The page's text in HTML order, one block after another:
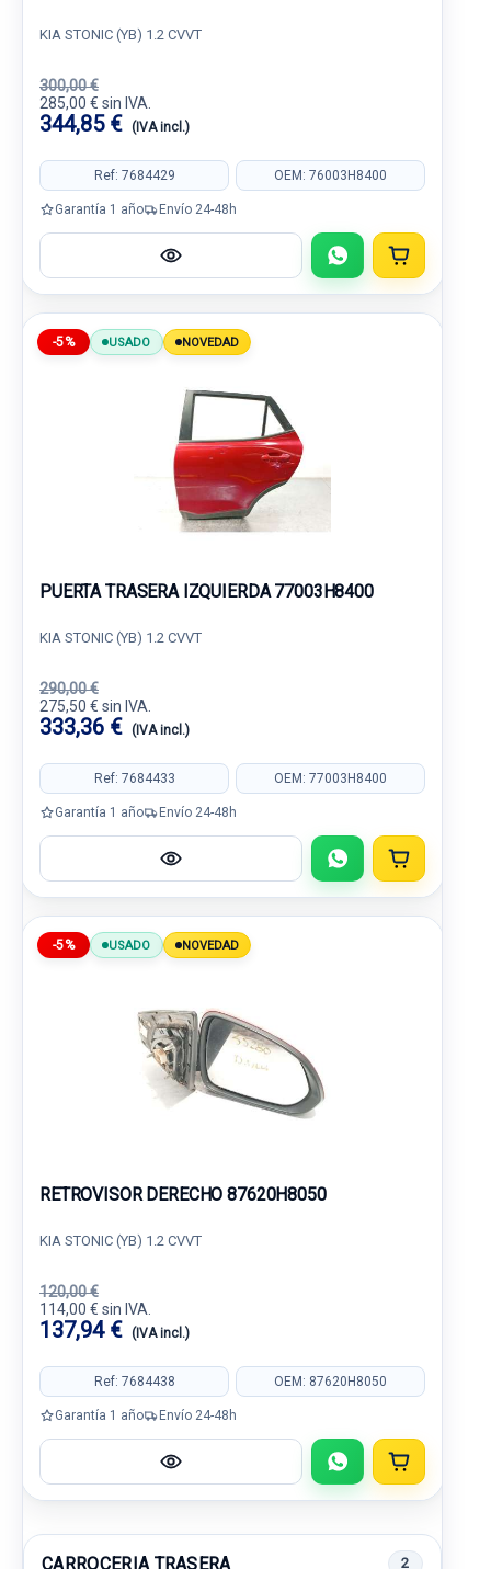
KIA STONIC (YB) 1.2 CVVT
300,00 €
285,00 € sin IVA.
344,85 € (IVA incl.)
Ref: 7684429 OEM: 76003H8400
Garantía 1 año Envío 24-48h
-5% USADO NOVEDAD
PUERTA TRASERA IZQUIERDA 77003H8400
KIA STONIC (YB) 1.2 CVVT
290,00 €
275,50 € sin IVA.
333,36 € (IVA incl.)
Ref: 7684433 OEM: 77003H8400
Garantía 1 año Envío 24-48h
-5% USADO NOVEDAD
RETROVISOR DERECHO 87620H8050
KIA STONIC (YB) 1.2 CVVT
120,00 €
114,00 € sin IVA.
137,94 € (IVA incl.)
Ref: 7684438 OEM: 87620H8050
Garantía 1 año Envío 24-48h
CARROCERIA TRASERA 2